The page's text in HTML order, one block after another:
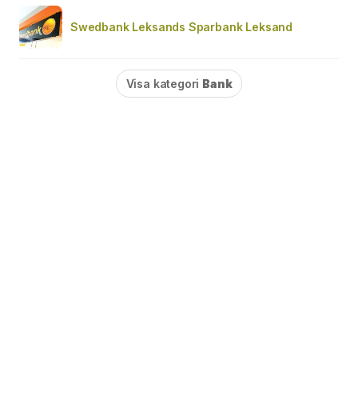
Swedbank Leksands Sparbank Leksand
Visa kategori Bank